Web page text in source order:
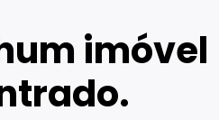
imóvel